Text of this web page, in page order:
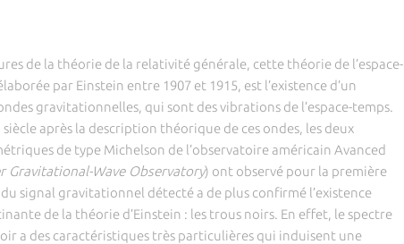
de la théorie de la relativité générale, cette théorie de l’espace-
par Einstein entre 1907 et 1915, est l’existence d’un
gravitationnelles, qui sont des vibrations de l’espace-temps.
après la description théorique de ces ondes, les deux
de type Michelson de l’observatoire américain Avanced
Gravitational-Wave Observatory) ont observé pour la première
du signal gravitationnel détecté a de plus confirmé l’existence
de la théorie d’Einstein : les trous noirs. En effet, le spectre
a des caractéristiques très particulières qui induisent une